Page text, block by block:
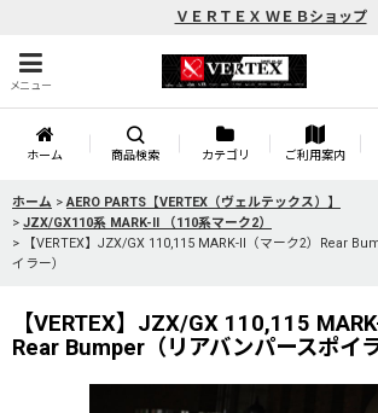
ＶＥＲＴＥＸ ＷＥＢショップ
メニュー
ホーム 商品検索 カテゴリ ご利用案内
ホーム > AERO PARTS【VERTEX（ヴェルテックス）】
> JZX/GX110系 MARK-II （110系マーク2）
>
【VERTEX】JZX/GX 110,115 MARK-II（マーク2）Rear
イラー）
【VERTEX】JZX/GX 110,115
Rear Bumper（リアバンパースポイラ